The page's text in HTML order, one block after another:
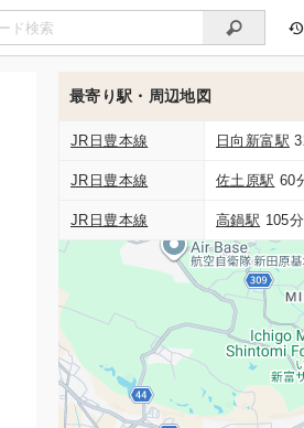
最寄り駅・周辺地図
JR日豊本線 日向新富駅
JR日豊本線 佐土原駅 60
JR日豊本線 高鍋駅 105